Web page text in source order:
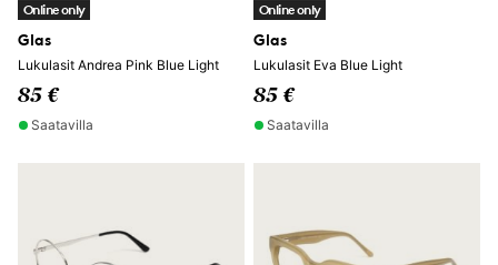
Online only
Glas
Lukulasit Andrea Pink Blue Light
85 €
Saatavilla
Online only
Glas
Lukulasit Eva Blue Light
85 €
Saatavilla